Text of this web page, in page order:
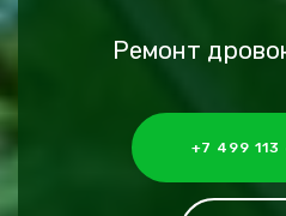
Ремонт
+7 499